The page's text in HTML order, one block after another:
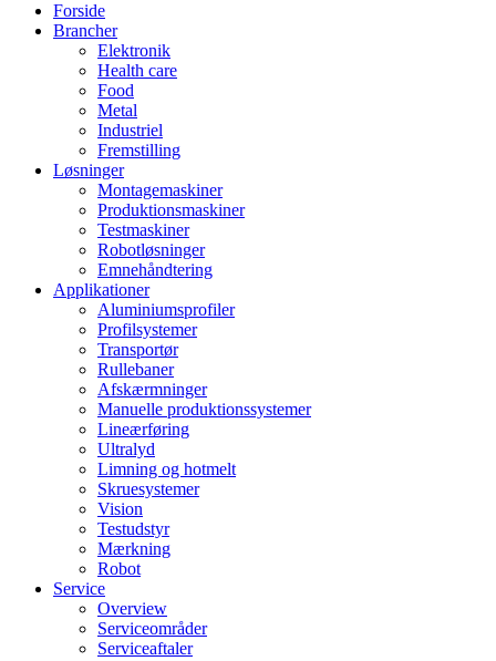
Forside
Brancher
Elektronik
Health care
Food
Metal
Industriel
Fremstilling
Løsninger
Montagemaskiner
Produktionsmaskiner
Testmaskiner
Robotløsninger
Emnehåndtering
Applikationer
Aluminiumsprofiler
Profilsystemer
Transportør
Rullebaner
Afskærmninger
Manuelle produktionssystemer
Lineærføring
Ultralyd
Limning og hotmelt
Skruesystemer
Vision
Testudstyr
Mærkning
Robot
Service
Overview
Serviceområder
Serviceaftaler